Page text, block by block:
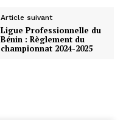
Article suivant
Ligue Professionnelle du
Bénin : Règlement du
championnat 2024-2025